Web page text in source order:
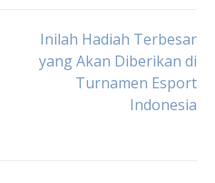
Inilah Hadiah Terbesar
yang Akan Diberikan di
Turnamen Esport
Indonesia